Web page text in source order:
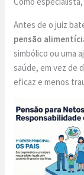
Antes de o juiz
pensão
simbólico ou uma
saúde, em vez de
eficaz e menos